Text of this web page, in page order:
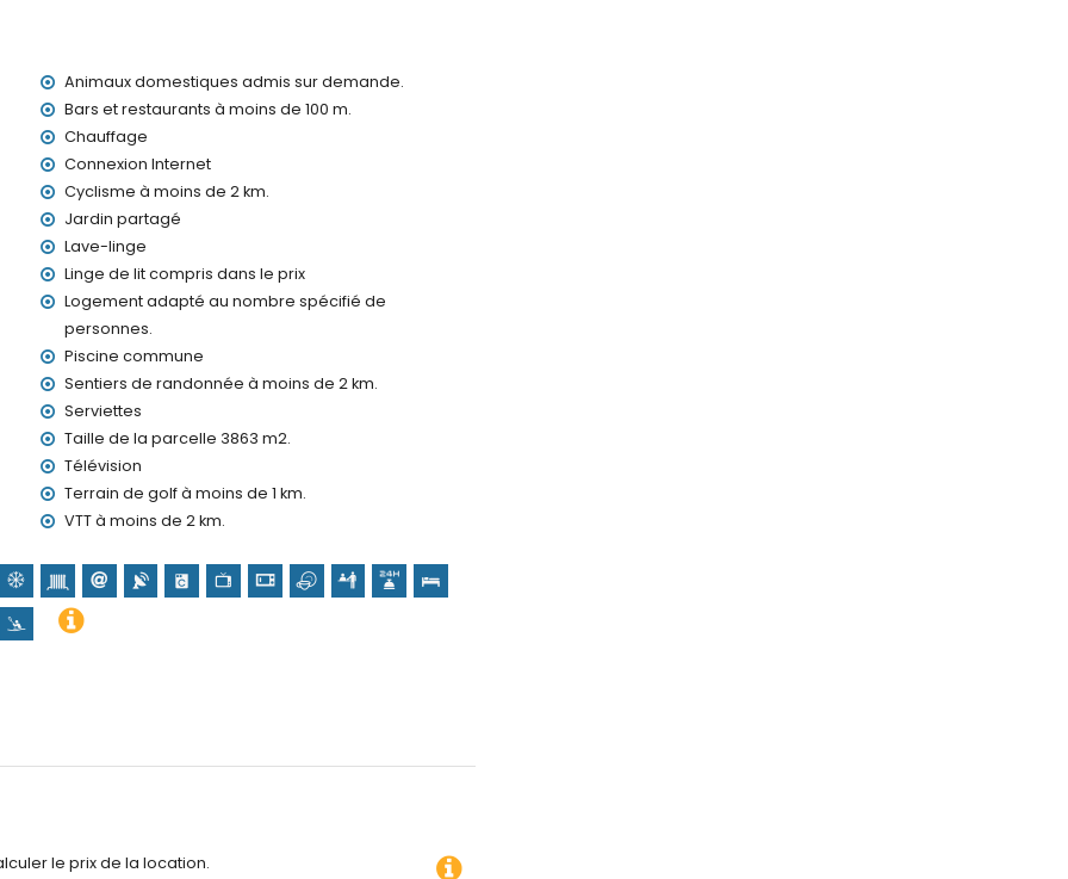
de 8 kilomètres de l'appartement)
100 kilomètres de l'appartement)
100 kilomètres)
sont admis
enfants
de l'appartement
24
demande)
à Jesús Pobre, Costa Blanca
Bartolomé, Pueblo, Jávea), ruine (Molinos de Viento,
bâtiment architectural (Pueblo de Jávea, Jávea), site
de 10 kilomètres de l'hébergement)
25 kilomètres de l'hébergement)
l'appartement)
et surf (à moins de 10 kilomètres de l'appartement)
Animaux domestiques admis sur demande.
Bars et restaurants à moins de 100 m.
Chauffage
Connexion Internet
Cyclisme à moins de 2 km.
Jardin partagé
Lave-linge
Linge de lit compris dans le prix
Logement adapté au nombre spécifié de
personnes.
Piscine commune
Sentiers de randonnée à moins de 2 km.
Serviettes
Taille de la parcelle 3863 m2.
Télévision
Terrain de golf à moins de 1 km.
VTT à moins de 2 km.
le prix de la location.